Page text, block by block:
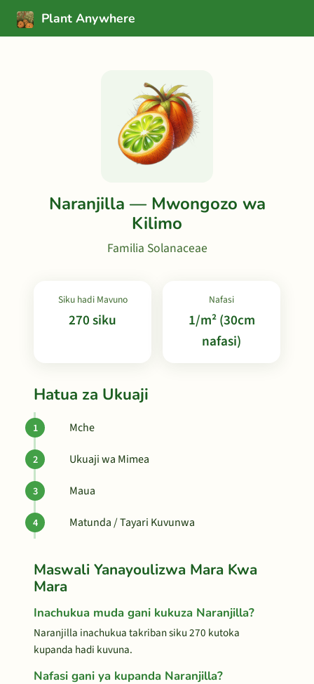
Plant Anywhere
Naranjilla — Mwongozo wa
Kilimo
Familia Solanaceae
Siku hadi Mavuno
270 siku
Nafasi
1/m² (30cm
nafasi)
Hatua za Ukuaji
Mche
Ukuaji wa Mimea
Maua
Matunda / Tayari Kuvunwa
Maswali Yanayoulizwa Mara Kwa
Mara
Inachukua muda gani kukuza Naranjilla?
Naranjilla inachukua takriban siku 270 kutoka
kupanda hadi kuvuna.
Nafasi gani ya kupanda Naranjilla?